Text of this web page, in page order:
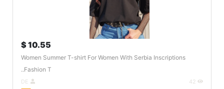
10.55 $
Women Summer T-shirt For Women With Serbia Inscriptions
Fashion T..